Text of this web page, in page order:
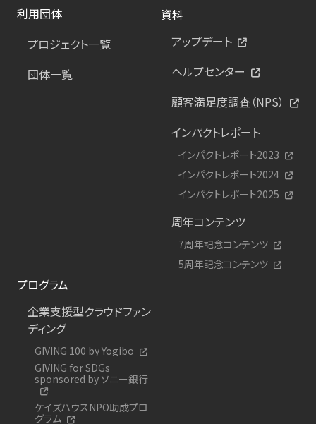
利用団体
プロジェクト一覧
団体一覧
資料
アップデート
ヘルプセンター
顧客満足度調査（NPS）
インパクトレポート
インパクトレポート2023
インパクトレポート2024
インパクトレポート2025
周年コンテンツ
7周年記念コンテンツ
5周年記念コンテンツ
プログラム
企業支援型クラウドファン
ディング
GIVING 100 by Yogibo
GIVING for SDGs
sponsored by ソニー銀行
ケイズハウスNPO助成プロ
グラム